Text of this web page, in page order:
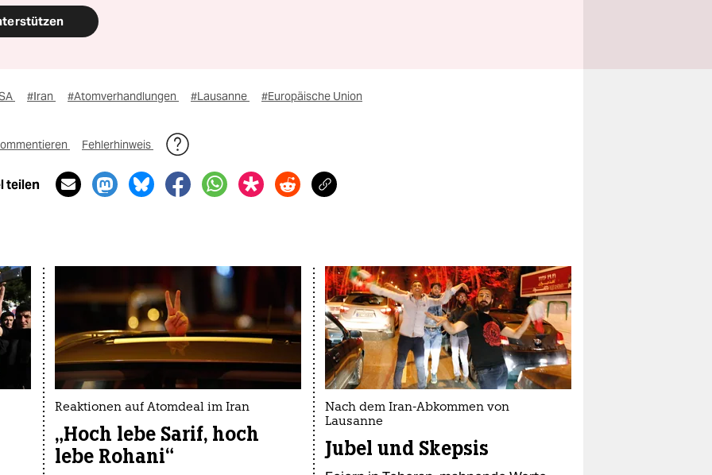
#Iran #Atomverhandlungen #Lausanne #Europäische Union
Fehlerhinweis
teilen
Reaktionen auf Atomdeal im Iran
„Hoch lebe Sarif, hoch
lebe Rohani“
Nach dem Iran-Abkommen von
Lausanne
Jubel und Skepsis